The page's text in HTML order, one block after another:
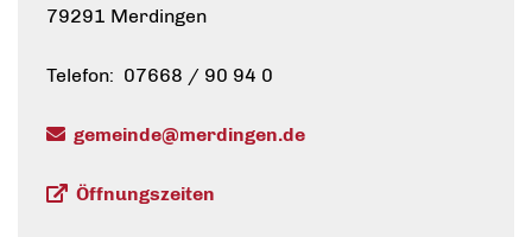
79291 Merdingen
Telefon: 07668 / 90 94 0
gemeinde@merdingen.de
Öffnungszeiten